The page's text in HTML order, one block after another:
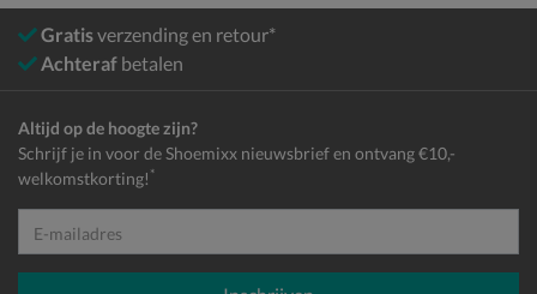
Gratisverzending en retour*
Achteraf betalen
Altijd op de hoogte zijn?
Schrijf je in voor de Shoemixx nieuwsbrief en ontvang €10,-
welkomstkorting! *
E-mailadres